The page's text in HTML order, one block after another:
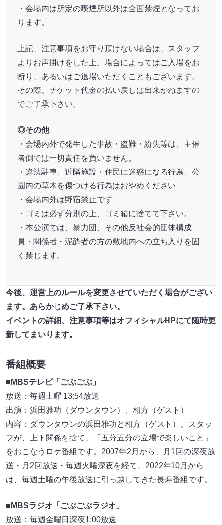
・会場内は所定の喫煙所以外は全面禁煙となってお
ります。
上記、注意事項をお守り頂けない場合は、スタッフ
よりお声掛けをした上、場合によってはご入場をお
断り、あるいはご退場いただくこともございます。
その際、チケット代金の払い戻しは出来かねますの
でご了承下さい。
◎その他
・会場内外で発生した事故・盗難・紛失等は、主催
者側では一切責任を負いません。
・違法駐車、近隣施設・住民に迷惑になる行為、公
園内の草木を傷つける行為はおやめください
・会場内外は野宿禁止です
・ゴミは必ず分別の上、ゴミ箱に捨てて下さい。
・本公演では、暴力団、その他反社会的団体構成
員・関係者・泥酔者の方の敷地内への立ち入りを固
く禁じます。
今後、運営上のルールを変更させていただく場合がござい
ます。あらかじめご了承下さい。
イベントの詳細、注意事項等はオフィシャルHPにて随時更
新してまいります。
番組概要
■MBSテレビ「ごぶごぶ」
放送：毎週土曜 13:54放送
出演：浜田雅功（ダウンタウン）、相方（ゲスト）
内容：ダウンタウンの浜田雅功と相方（ゲスト）、スタッ
フが、上下関係を捨て、「五分五分の立場で楽しいこと」
をおこなうロケ番組です。2007年2月から、月1回の深夜放
送・月2回放送・毎週火曜深夜を経て、2022年10月から
は、毎週土曜の午後放送に引っ越してきた長寿番組です。
■MBSラジオ「ごぶごぶラジオ」
放送：毎週金曜日深夜1:00放送